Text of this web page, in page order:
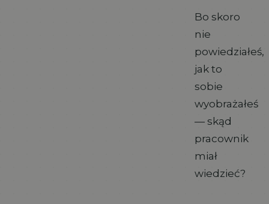
Bo skoro
nie
powiedziałeś,
jak to
sobie
wyobrażałeś
— skąd
pracownik
miał
wiedzieć?